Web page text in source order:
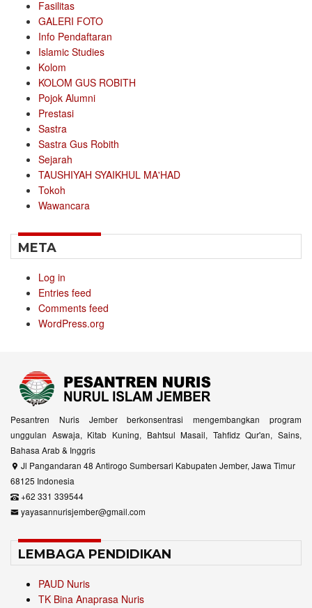
Fasilitas
GALERI FOTO
Info Pendaftaran
Islamic Studies
Kolom
KOLOM GUS ROBITH
Pojok Alumni
Prestasi
Sastra
Sastra Gus Robith
Sejarah
TAUSHIYAH SYAIKHUL MA'HAD
Tokoh
Wawancara
META
Log in
Entries feed
Comments feed
WordPress.org
Pesantren Nuris Jember berkonsentrasi mengembangkan program
unggulan Aswaja, Kitab Kuning, Bahtsul Masail, Tahfidz Qur'an, Sains,
Bahasa Arab & Inggris
Jl Pangandaran 48 Antirogo Sumbersari Kabupaten Jember, Jawa Timur
68125 Indonesia
+62 331 339544
yayasannurisjember@gmail.com
LEMBAGA PENDIDIKAN
PAUD Nuris
TK Bina Anaprasa Nuris